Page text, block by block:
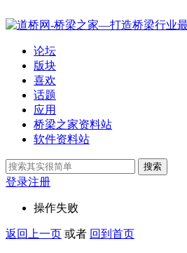
论坛
版块
喜欢
话题
应用
桥梁之家资料站
软件资料站
搜索
登录注册
操作失败
返回上一页 或者 回到首页